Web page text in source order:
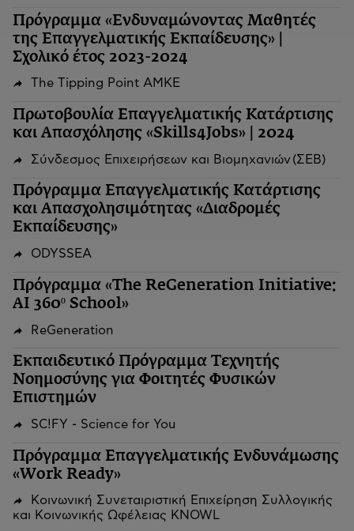
Πρόγραμμα «Ενδυναμώνοντας Μαθητές
της Επαγγελματικής Εκπαίδευσης» |
Σχολικό έτος 2023-2024
The Tipping Point ΑΜΚΕ
Πρωτοβουλία Επαγγελματικής Κατάρτισης
και Απασχόλησης «Skills4Jobs» | 2024
Σύνδεσμος Επιχειρήσεων και Βιομηχανιών (ΣΕΒ)
Πρόγραμμα Επαγγελματικής Κατάρτισης
και Απασχολησιμότητας «Διαδρομές
Εκπαίδευσης»
ODYSSEA
Πρόγραμμα «The ReGeneration Initiative:
AI 360º School»
ReGeneration
Εκπαιδευτικό Πρόγραμμα Τεχνητής
Νοημοσύνης για Φοιτητές Φυσικών
Επιστημών
SC!FY - Science for You
Πρόγραμμα Επαγγελματικής Ενδυνάμωσης
«Work Ready»
Κοινωνική Συνεταιριστική Επιχείρηση Συλλογικής
και Κοινωνικής Ωφέλειας KNOWL